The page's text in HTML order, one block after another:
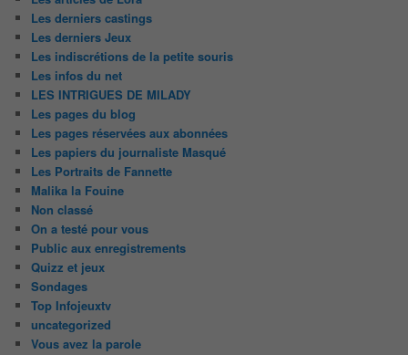
Les derniers castings
Les derniers Jeux
Les indiscrétions de la petite souris
Les infos du net
LES INTRIGUES DE MILADY
Les pages du blog
Les pages réservées aux abonnées
Les papiers du journaliste Masqué
Les Portraits de Fannette
Malika la Fouine
Non classé
On a testé pour vous
Public aux enregistrements
Quizz et jeux
Sondages
Top Infojeuxtv
uncategorized
Vous avez la parole